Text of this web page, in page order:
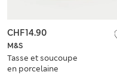
M&S
Tasse et soucoupe
en porcelaine
CHF14.90